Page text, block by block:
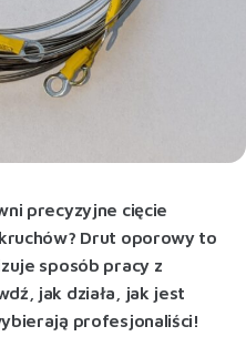
precyzyjne cięcie
Drut oporowy to
sposób pracy z
jak działa, jak jest
profesjonaliści!